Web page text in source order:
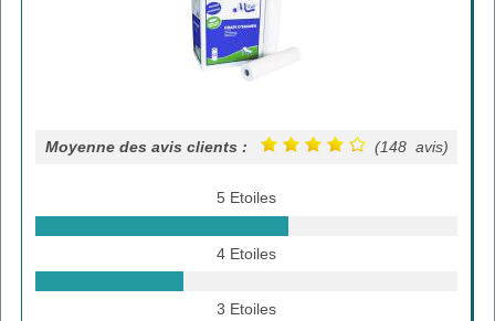
Moyenne des avis clients : (148 avis)
5 Etoiles
4 Etoiles
3 Etoiles